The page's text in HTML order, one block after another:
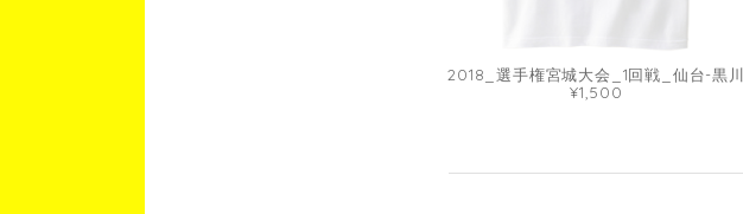
2018_選手権宮城大会_1回戦_仙台-黒川
¥1,500